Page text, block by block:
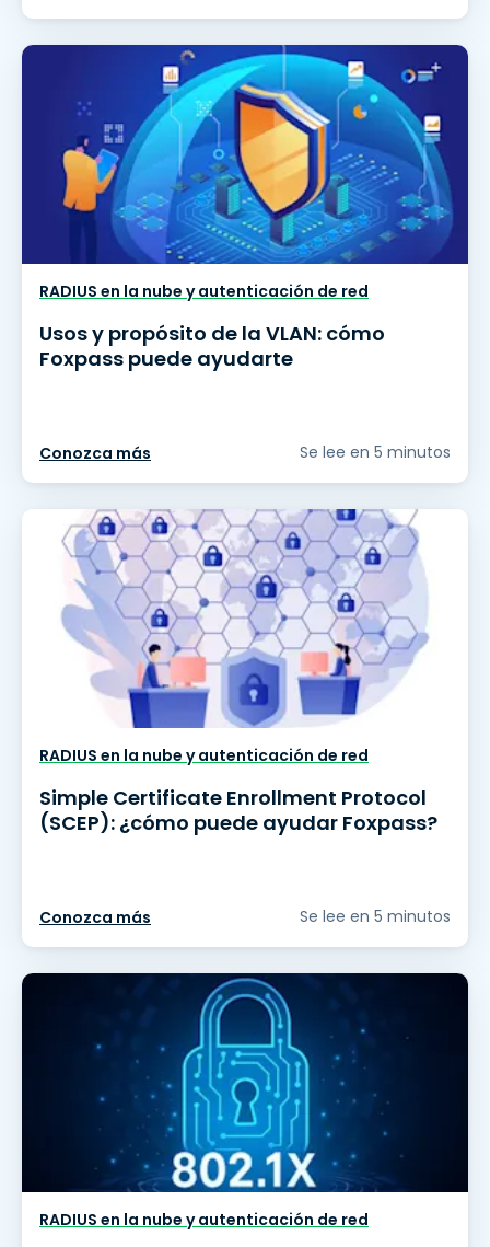
RADIUS en la nube y autenticación de red
Usos y propósito de la VLAN: cómo
Foxpass puede ayudarte
Conozca más Se lee en 5 minutos
RADIUS en la nube y autenticación de red
Simple Certificate Enrollment Protocol
(SCEP): ¿cómo puede ayudar Foxpass?
Conozca más Se lee en 5 minutos
RADIUS en la nube y autenticación de red